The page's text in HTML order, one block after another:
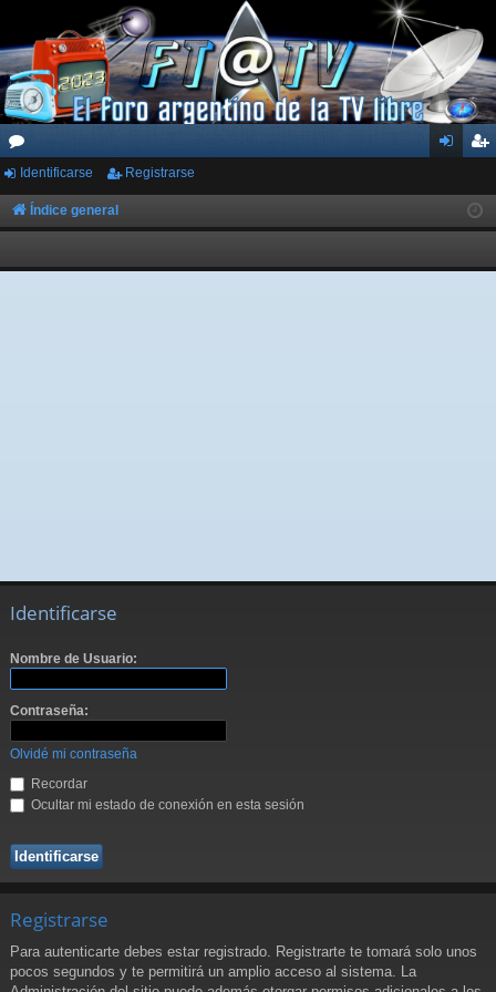
or
os
ar
ist
rs
Identificarse Registrarse
Índice general
Identificarse
Nombre de Usuario:
Contraseña:
Olvidé mi contraseña
Recordar
Ocultar mi estado de conexión en esta sesión
Registrarse
Para autenticarte debes estar registrado. Registrarte te tomará solo unos
pocos segundos y te permitirá un amplio acceso al sistema. La